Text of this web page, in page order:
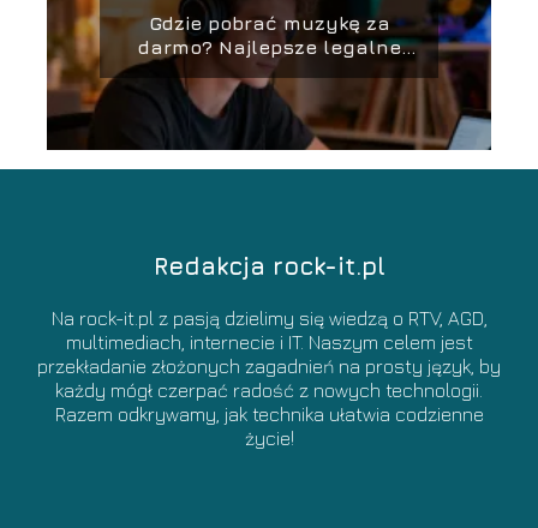
Gdzie pobrać muzykę za
darmo? Najlepsze legalne
źródła
Redakcja rock-it.pl
Na rock-it.pl z pasją dzielimy się wiedzą o RTV, AGD,
multimediach, internecie i IT. Naszym celem jest
przekładanie złożonych zagadnień na prosty język, by
każdy mógł czerpać radość z nowych technologii.
Razem odkrywamy, jak technika ułatwia codzienne
życie!